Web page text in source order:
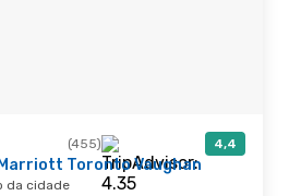
(455) 4,4
Toronto Vaughan
da cidade